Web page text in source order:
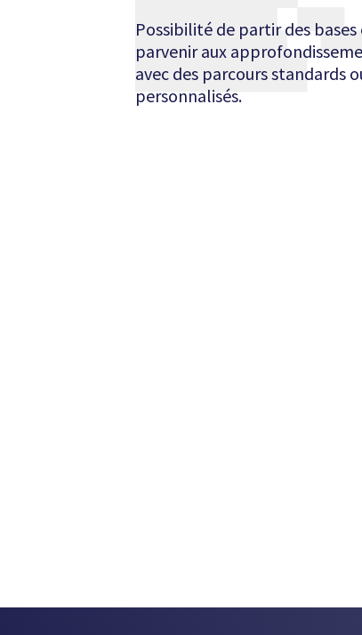
Possibilité de partir des bases
parvenir aux
avec des parcours standards
personnalisés.